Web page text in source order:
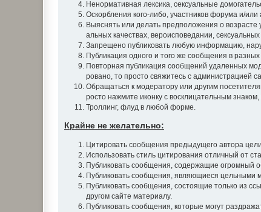
Ненормативная лексика, сексуальные
Оскорбления кого-либо, участников форума и/
Выяснять или делать предположения о
альных качествах, вероисповедании,
Запрещено публиковать любую информацию,
Публикация одного и того же сообщения в
Повторная публикация сообщений удаленных
ровано, то просто свяжитесь с администрацией
Обращаться к модератору или другим
росто нажмите иконку с восклицательным
Троллинг, флуд в любой форме.
Крайне не желательно:
Цитировать сообщения предыдущего автора
Использовать стиль цитирования отличный от
Публиковать сообщения, содержащие огромный
Публиковать сообщения, являющиеся цельными
Публиковать сообщения, состоящие только из
другом сайте материалу.
Публиковать сообщения, которые могут